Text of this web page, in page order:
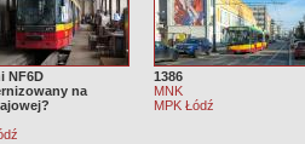
NF6D
na
1386
MNK
MPK Łódź